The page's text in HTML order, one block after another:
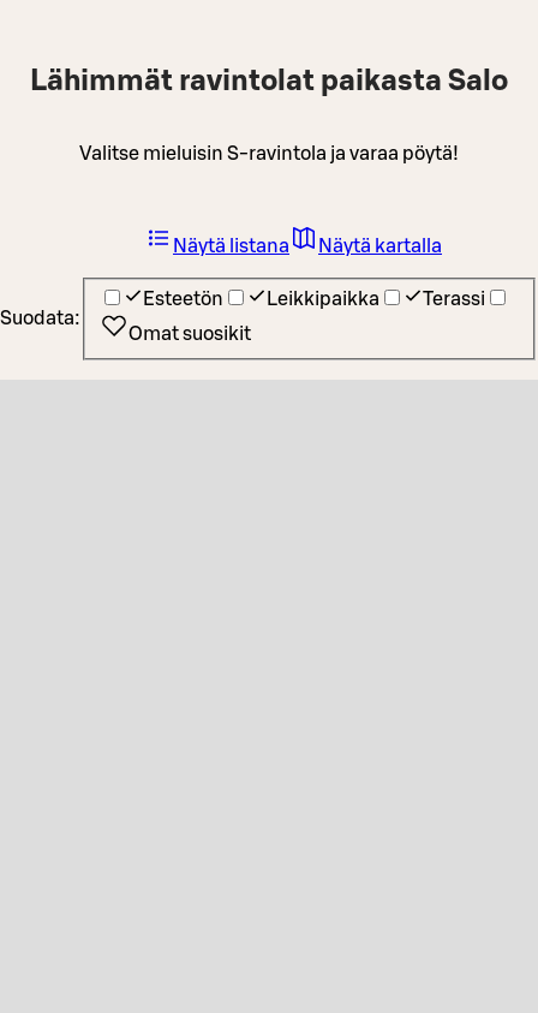
Lähimmät ravintolat paikasta Salo
Valitse mieluisin S-ravintola ja varaa pöytä!
Suodata:
Esteetön Leikkipaikka
Terassi
Omat suosikit
Näytä listana Näytä kartalla